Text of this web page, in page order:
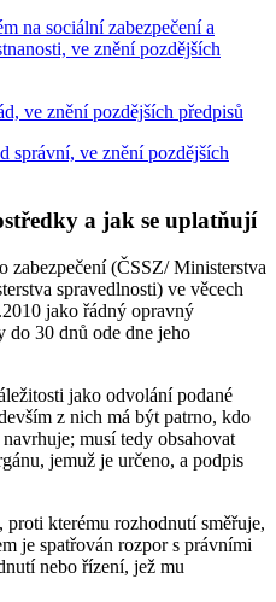
na sociální zabezpečení a
ve znění pozdějších
ve znění pozdějších předpisů
správní, ve znění pozdějších
a jak se uplatňují
zabezpečení (ČSSZ/ Ministerstva
spravedlnosti) ve věcech
jako řádný opravný
do 30 dnů ode dne jeho
jako odvolání podané
z nich má být patrno, kdo
musí tedy obsahovat
jemuž je určeno, a podpis
kterému rozhodnutí směřuje,
je spatřován rozpor s právními
nebo řízení, jež mu